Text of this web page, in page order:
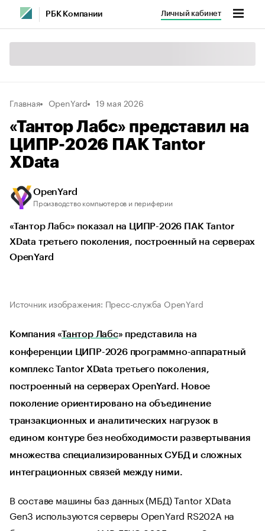
РБК Компании Личный кабинет
Главная OpenYard 19 мая 2026
«Тантор Лабс» представил на
ЦИПР-2026 ПАК Tantor
XData
OpenYard
Производство компьютеров и периферии
«Тантор Лабс» показал на ЦИПР-2026 ПАК Tantor
XData третьего поколения, построенный на серверах
OpenYard
Источник изображения: Пресс-служба OpenYard
Компания «Тантор Лабс» представила на
конференции ЦИПР-2026 программно-аппаратный
комплекс Tantor XData третьего поколения,
построенный на серверах OpenYard. Новое
поколение ориентировано на объединение
транзакционных и аналитических нагрузок в
едином контуре без необходимости развертывания
множества специализированных СУБД и сложных
интеграционных связей между ними.
В составе машины баз данных (МБД) Tantor XData
Gen3 используются серверы OpenYard RS202A на